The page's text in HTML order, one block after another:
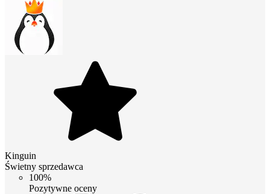
Kinguin
Świetny sprzedawca
100%
Pozytywne oceny